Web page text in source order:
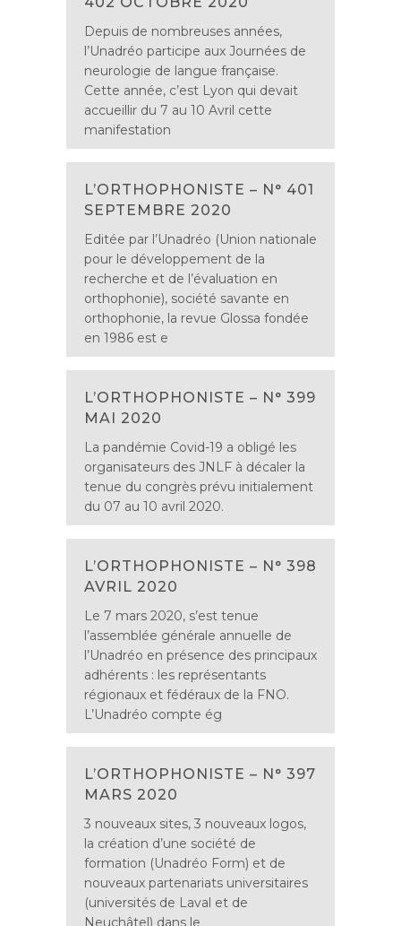
Depuis de nombreuses années,
l’Unadréo participe aux Journées de
neurologie de langue française.
Cette année, c’est Lyon qui devait
accueillir du 7 au 10 Avril cette
manifestation
L’ORTHOPHONISTE – N° 401
SEPTEMBRE 2020
Editée par l’Unadréo (Union nationale
pour le développement de la
recherche et de l’évaluation en
orthophonie), société savante en
orthophonie, la revue Glossa fondée
en 1986 est e
L’ORTHOPHONISTE – N° 399
MAI 2020
La pandémie Covid-19 a obligé les
organisateurs des JNLF à décaler la
tenue du congrès prévu initialement
du 07 au 10 avril 2020.
L’ORTHOPHONISTE – N° 398
AVRIL 2020
Le 7 mars 2020, s’est tenue
l’assemblée générale annuelle de
l’Unadréo en présence des principaux
adhérents : les représentants
régionaux et fédéraux de la FNO.
L’Unadréo compte ég
L’ORTHOPHONISTE – N° 397
MARS 2020
3 nouveaux sites, 3 nouveaux logos,
la création d’une société de
formation (Unadréo Form) et de
nouveaux partenariats universitaires
(universités de Laval et de
Neuchâtel) dans le